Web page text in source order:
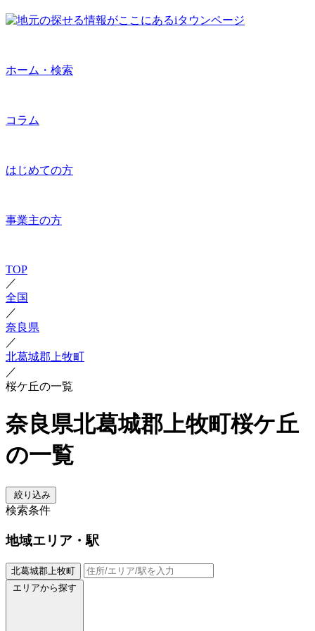
ホーム・検索
コラム
はじめての方
事業主の方
TOP
／
全国
／
奈良県
／
北葛城郡上牧町
／
桜ケ丘の一覧
奈良県北葛城郡上牧町桜ケ丘
の一覧
絞り込み
検索条件
地域エリア・駅
北葛城郡上牧町
エリアから探す